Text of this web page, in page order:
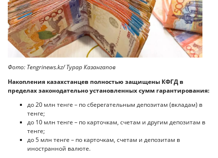
Фото: Tengrinews.kz/ Турар Казангапов
Накопления казахстанцев полностью защищены КФГД в
пределах законодательно установленных сумм гарантирования:
до 20 млн тенге – по сберегательным депозитам (вкладам) в
тенге;
до 10 млн тенге – по карточкам, счетам и другим депозитам в
тенге;
до 5 млн тенге – по карточкам, счетам и депозитам в
иностранной валюте.